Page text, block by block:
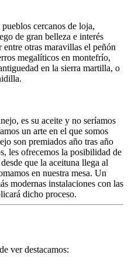
cercanos de loja,
de gran belleza e interés
otras maravillas el peñón
megalíticos en montefrío,
en la sierra martilla, o
es su aceite y no seríamos
un arte en el que somos
son premiados año tras año
les ofrecemos la posibilidad de
que la aceituna llega al
en nuestra mesa. Un
modernas instalaciones con las
dicho proceso.
ver destacamos: